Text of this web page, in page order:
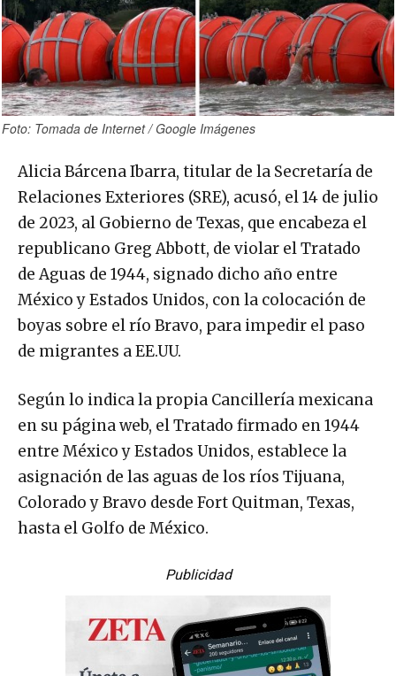
Foto: Tomada de Internet / Google Imágenes
Alicia Bárcena Ibarra, titular de la Secretaría de
Relaciones Exteriores (SRE), acusó, el 14 de julio
de 2023, al Gobierno de Texas, que encabeza el
republicano Greg Abbott, de violar el Tratado
de Aguas de 1944, signado dicho año entre
México y Estados Unidos, con la colocación de
boyas sobre el río Bravo, para impedir el paso
de migrantes a EE.UU.
Según lo indica la propia Cancillería mexicana
en su página web, el Tratado firmado en 1944
entre México y Estados Unidos, establece la
asignación de las aguas de los ríos Tijuana,
Colorado y Bravo desde Fort Quitman, Texas,
hasta el Golfo de México.
Publicidad